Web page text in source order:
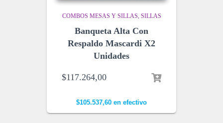
COMBOS MESAS Y SILLAS SILLAS
Banqueta Alta Con
Respaldo Mascardi X2
Unidades
$117.264,00
$105.537,60 en efectivo